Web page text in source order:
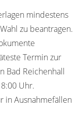
mindestens
zu beantragen.
Termin zur
Bad Reichenhall
Uhr.
in Ausnahmefällen